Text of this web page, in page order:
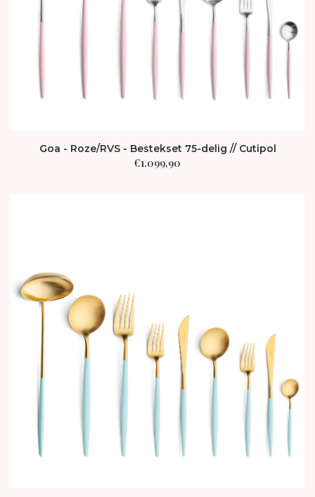
Goa - Roze/RVS - Bestekset 75-delig // Cutipol
€1.099,90